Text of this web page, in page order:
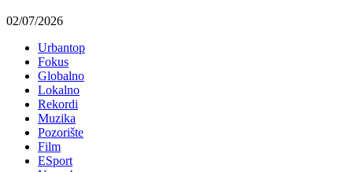
02/07/2026
Urbantop
Fokus
Globalno
Lokalno
Rekordi
Muzika
Pozorište
Film
ESport